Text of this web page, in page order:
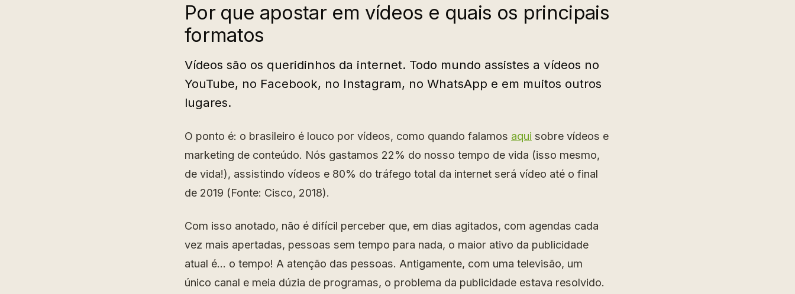
Por que apostar em vídeos e quais os principais
formatos
Vídeos são os queridinhos da internet. Todo mundo assistes a vídeos no
YouTube, no Facebook, no Instagram, no WhatsApp e em muitos outros
lugares.
O ponto é: o brasileiro é louco por vídeos, como quando falamos aqui sobre vídeos e
marketing de conteúdo. Nós gastamos 22% do nosso tempo de vida (isso mesmo,
de vida!), assistindo vídeos e 80% do tráfego total da internet será vídeo até o final
de 2019 (Fonte: Cisco, 2018).
Com isso anotado, não é difícil perceber que, em dias agitados, com agendas cada
vez mais apertadas, pessoas sem tempo para nada, o maior ativo da publicidade
atual é… o tempo! A atenção das pessoas. Antigamente, com uma televisão, um
único canal e meia dúzia de programas, o problema da publicidade estava resolvido.